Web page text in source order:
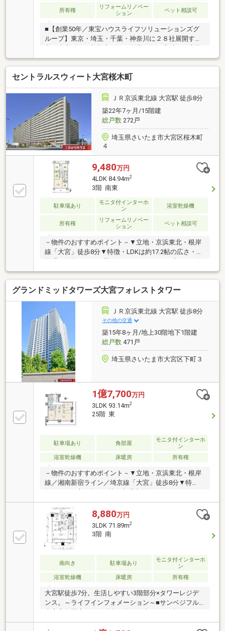
所有権
リフォームリノベー
ション
ペット相談可
■【創業50年／東宝ハウスライフソリューションズグ
ループ】東京・埼玉・千葉・神奈川に２８社展開する
の大切な資産をご売却・お買替え等全てをサポート致
します■【Ｔ’ｓローン】東宝ハウスフィナンシャルは
住信SBIネット銀行の東宝ハウス支店業務を行ってま
す。・万一の病気やケガで働けなくになったとき
は・・の対策方法・上乗せなしで３大疾病(ガン診断時
含む)・全疾病保障が付帯された提携住宅ローンをご提
供します□365日24時間住まいの駆付けサービス（3年
間無料）□CLUB OFFプレミアム (多様な特別優待サー
ビス)□東宝ハウスCLUB
セントラルスウィート大宮桜木町
ＪＲ京浜東北線 大宮駅 徒歩8分
築22年7ヶ月/15階建
総戸数272戸
埼玉県さいたま市大宮区桜木町
４
9,480万円
4LDK 84.94m2
3階 南東
駐車場あり
モニタ付インターホ
ン
浴室乾燥機
所有権
リフォームリノベー
ション
ペット相談可
－物件のおすすめポイント－▼立地・京浜東北・根岸
線「大宮」徒歩8分▼特徴・LDKは約17.2帖の広さ・お
バルコニー・玄関ポーチ有・24時間セキュリティシス
テム採用・ペット飼育可(細則有)▼室内リフォーム内
容【2026年7月】＜交換＞キッチン、洗面化粧台、畳
＜その他＞全室クロス貼替、ハウスクリーニング 他
【2023年9月】UB・トイレ交換▼周辺環境・さいたま
市立桜木小学校 徒歩4分(約300m)■ ご希望の住まい探
しをお手伝いします ━━━━━・・・物件の詳細・ご
相談はお気軽にお問い合わせください。
グランドミッドタワーズ大宮フォレストタワー
ＪＲ京浜東北線 大宮駅 徒歩8分
その他の交通
築15年8ヶ月/地上30階地下1階建
総戸数471戸
埼玉県さいたま市大宮区下町３
1億7,700万円
3LDK 93.14m2
25階 東
駐車場あり 角部屋
モニタ付インターホ
ン
浴室乾燥機
床暖房 所有権
－物件のおすすめポイント－▼立地・京浜東北・根岸
線／湘南新宿ライン／埼京線「大宮」徒歩8分▼特
は食洗機とディスポーザー付・SICやWIC等、室内随所
に収納有・全居室がバルコニーに面した設計・各階に
ゴミ置き場有(24時間利用可能)▼令和8年8月室内リフ
ォーム内容【交換】IHキッチン、UB、トイレ、フロー
リング、クロス 等【その他】間取変更▼周辺環境・マ
ルエツ大宮店 徒歩6分(約470m)■ ご希望の住まい探し
をお手伝いします ━━━━━・・・物件の詳細・ご相
8,880万円
3LDK 71.89m2
3階 南
南向き 駐車場あり
モニタ付インターホ
ン
浴室乾燥機
床暖房 所有権
大宮駅徒歩7分。生活しやすい3階部分×タワーレジデ
ンス。～ライフインフォメーション～■サンベジフル
ま下町３丁目店・・・徒歩４分■マルエツ 大宮